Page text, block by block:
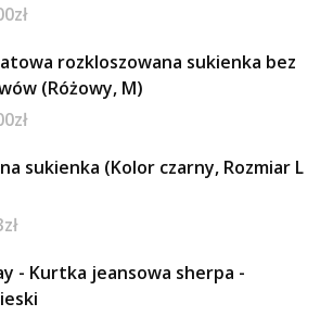
zł
rozkloszowana sukienka bez
(Różowy, M)
zł
sukienka (Kolor czarny, Rozmiar L
zł
- Kurtka jeansowa sherpa -